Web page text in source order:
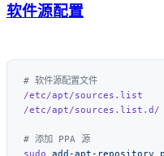
软件源配置
sudo add-apt-repository